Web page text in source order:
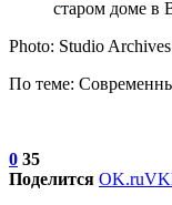
Photo: Studio Archives
По теме:
0 35
Поделится OK.ruVK